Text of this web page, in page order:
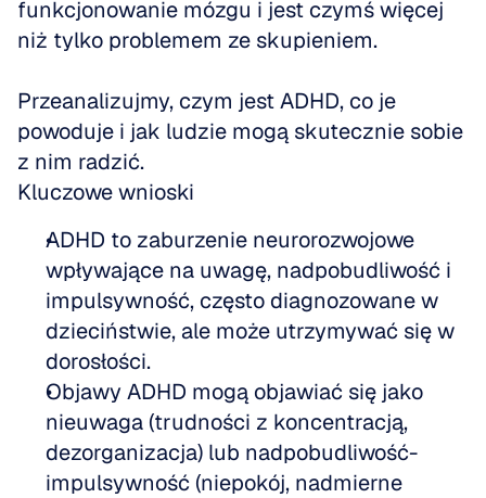
funkcjonowanie mózgu i jest czymś więcej
niż tylko problemem ze skupieniem.
Przeanalizujmy, czym jest ADHD, co je
powoduje i jak ludzie mogą skutecznie sobie
z nim radzić.
Kluczowe wnioski
ADHD to zaburzenie neurorozwojowe
wpływające na uwagę, nadpobudliwość i
impulsywność, często diagnozowane w
dzieciństwie, ale może utrzymywać się w
dorosłości.
Objawy ADHD mogą objawiać się jako
nieuwaga (trudności z koncentracją,
dezorganizacja) lub nadpobudliwość-
impulsywność (niepokój, nadmierne